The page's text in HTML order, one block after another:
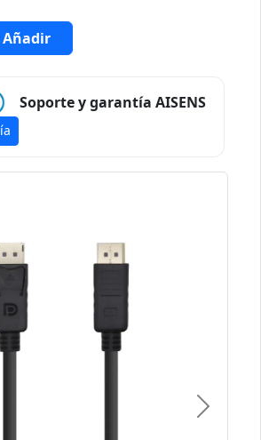
Añadir
Soporte y garantía AISENS
Next